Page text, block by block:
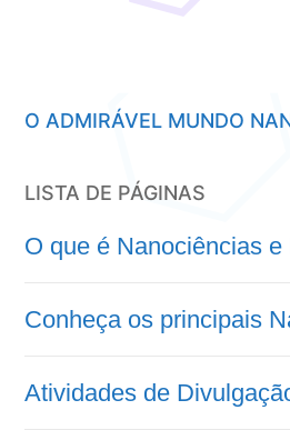
O ADMIRÁVEL MUNDO
LISTA DE PÁGINAS
O que é Nanociências
Conheça os principais
Atividades de